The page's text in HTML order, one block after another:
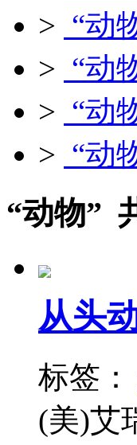
> “动
> “动
> “动
> “动
“动物”
从头
标签：
(美)艾